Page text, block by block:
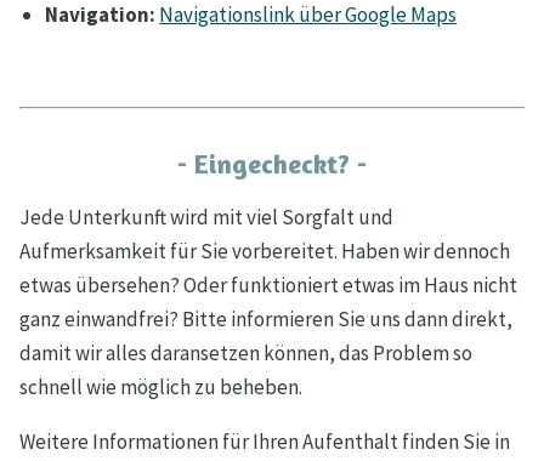
Navigation: Navigationslink über Google Maps
- Eingecheckt? -
Jede Unterkunft wird mit viel Sorgfalt und
Aufmerksamkeit für Sie vorbereitet. Haben wir dennoch
etwas übersehen? Oder funktioniert etwas im Haus nicht
ganz einwandfrei? Bitte informieren Sie uns dann direkt,
damit wir alles daransetzen können, das Problem so
schnell wie möglich zu beheben.
Weitere Informationen für Ihren Aufenthalt finden Sie in